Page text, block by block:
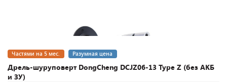
Дрель-шуруповерт DongCheng DCJZ06-13 Type Z (без АКБ
и ЗУ)
Частями на 5 мес. Разумная цена